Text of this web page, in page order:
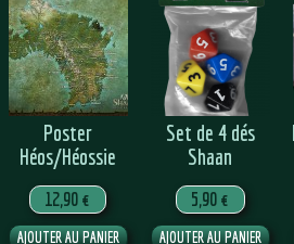
Poster
Héos/Héossie
12,90 €
Set de 4 dés
Shaan
5,90 €